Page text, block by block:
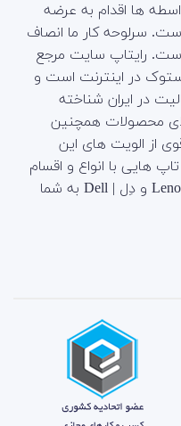
ها اقدام به عرضه
سرلوحه کار ما انصاف
رایتاپ سایت مرجع
در اینترنت است و
فعالیت در ایران شناخته
محصولات همچنین
از الویت های این
هایی با انواع و اقسام
برندهایی نظیر اچ پی | HP لنوو | Lenovo و دِل | Dell به شما